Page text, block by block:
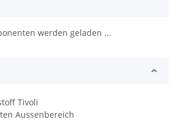
werden geladen ...
Tivoli
Aussenbereich